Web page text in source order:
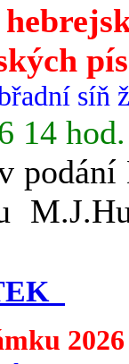
síň
14 hod.
podání
2026